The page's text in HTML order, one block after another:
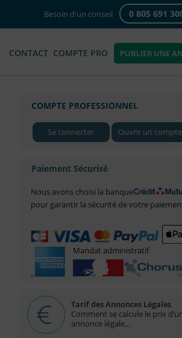
Besoin d'un conseil 0 805 691
CONTACT COMPTE PRO PUBLIER UNE
COMPTE PROFESSIONNEL
Se connecter Ouvrir un compte
Paiement Sécurisé
Nous avons choisi la banque
pour garantir la sécurité de votre
Mandat administratif
Tarif des Annonces Légales
Comment se calcule le prix
annonce légale...